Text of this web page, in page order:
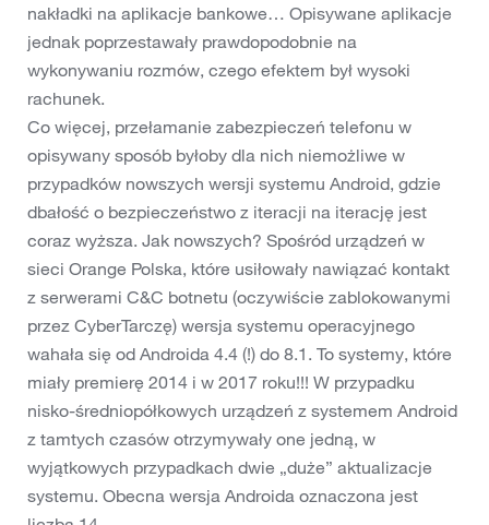
nakładki na aplikacje bankowe… Opisywane aplikacje
jednak poprzestawały prawdopodobnie na
wykonywaniu rozmów, czego efektem był wysoki
rachunek.
Co więcej, przełamanie zabezpieczeń telefonu w
opisywany sposób byłoby dla nich niemożliwe w
przypadków nowszych wersji systemu Android, gdzie
dbałość o bezpieczeństwo z iteracji na iterację jest
coraz wyższa. Jak nowszych? Spośród urządzeń w
sieci Orange Polska, które usiłowały nawiązać kontakt
z serwerami C&C botnetu (oczywiście zablokowanymi
przez CyberTarczę) wersja systemu operacyjnego
wahała się od Androida 4.4 (!) do 8.1. To systemy, które
miały premierę 2014 i w 2017 roku!!! W przypadku
nisko-średniopółkowych urządzeń z systemem Android
z tamtych czasów otrzymywały one jedną, w
wyjątkowych przypadkach dwie „duże” aktualizacje
systemu. Obecna wersja Androida oznaczona jest